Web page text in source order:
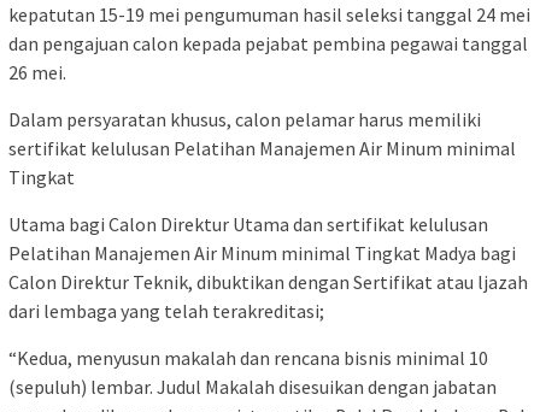
kepatutan 15-19 mei pengumuman hasil seleksi tanggal 24 mei
dan pengajuan calon kepada pejabat pembina pegawai tanggal
26 mei.
Dalam persyaratan khusus, calon pelamar harus memiliki
sertifikat kelulusan Pelatihan Manajemen Air Minum minimal
Tingkat
Utama bagi Calon Direktur Utama dan sertifikat kelulusan
Pelatihan Manajemen Air Minum minimal Tingkat Madya bagi
Calon Direktur Teknik, dibuktikan dengan Sertifikat atau ljazah
dari lembaga yang telah terakreditasi;
“Kedua, menyusun makalah dan rencana bisnis minimal 10
(sepuluh) lembar. Judul Makalah disesuikan dengan jabatan